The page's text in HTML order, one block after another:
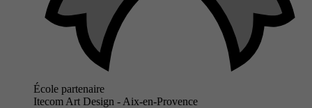
École partenaire
Itecom Art Design - Aix-en-Provence